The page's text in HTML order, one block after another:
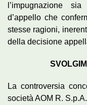
l’impugnazione
d’appello che
stesse ragioni,
della decisione
La controversia
società AOM R.